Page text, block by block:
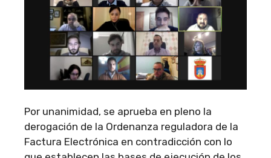
Por unanimidad, se aprueba en pleno la
derogación de la Ordenanza reguladora de la
Factura Electrónica en contradicción con lo